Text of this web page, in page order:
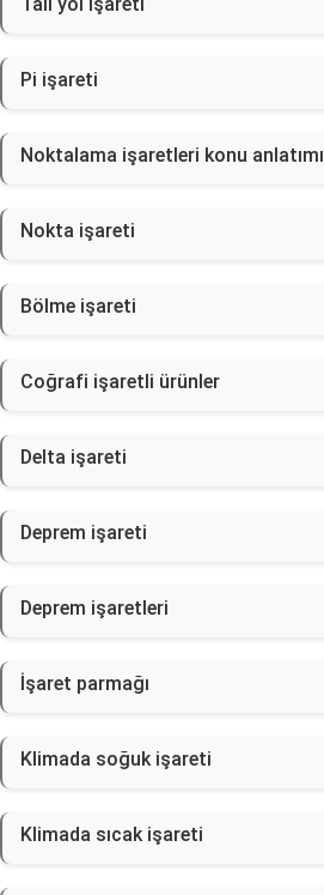
Pi işareti
Noktalama işaretleri konu anlatımı
Nokta işareti
Bölme işareti
Coğrafi işaretli ürünler
Delta işareti
Deprem işareti
Deprem işaretleri
İşaret parmağı
Klimada soğuk işareti
Klimada sıcak işareti